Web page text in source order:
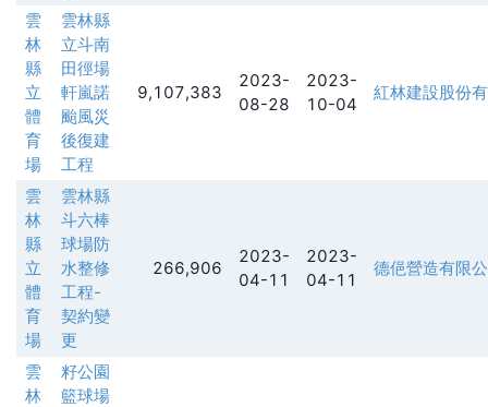
雲
林
縣
立
體
育
場
雲林縣
立斗南
田徑場
軒嵐諾
颱風災
後復建
工程
9,107,383
2023-
08-28
2023-
10-04
紅林建設股份
雲
林
縣
立
體
育
場
雲林縣
斗六棒
球場防
水整修
工程-
契約變
更
266,906
2023-
04-11
2023-
04-11
德俋營造有限
雲
林
籽公園
籃球場